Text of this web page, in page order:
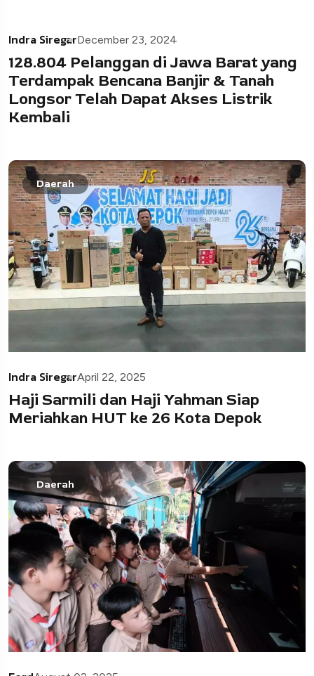
Indra SiregarDecember 23, 2024
128.804 Pelanggan di Jawa Barat yang
Terdampak Bencana Banjir & Tanah
Longsor Telah Dapat Akses Listrik
Kembali
Daerah
Indra SiregarApril 22, 2025
Haji Sarmili dan Haji Yahman Siap
Meriahkan HUT ke 26 Kota Depok
Daerah